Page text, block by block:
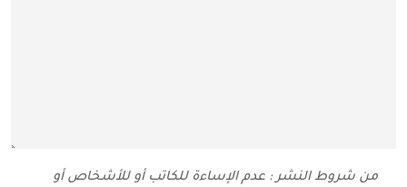
من شروط النشر : عدم الإساءة للكاتب أو للأشخاص أو